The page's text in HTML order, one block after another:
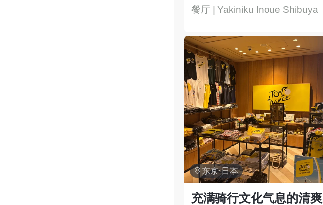
快感！
餐厅 | Yakiniku Inoue Shibuya
 东京·日本
充满骑行文化气息的清爽